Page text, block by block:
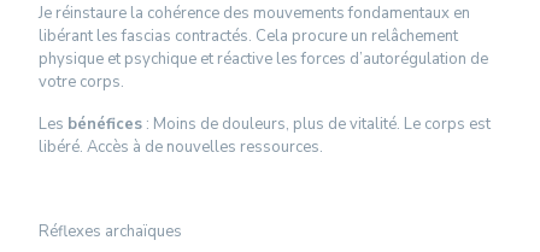
Je réinstaure la cohérence des mouvements fondamentaux en
libérant les fascias contractés. Cela procure un relâchement
physique et psychique et réactive les forces d’autorégulation de
votre corps.
Les bénéfices : Moins de douleurs, plus de vitalité. Le corps est
libéré. Accès à de nouvelles ressources.
Réflexes archaïques